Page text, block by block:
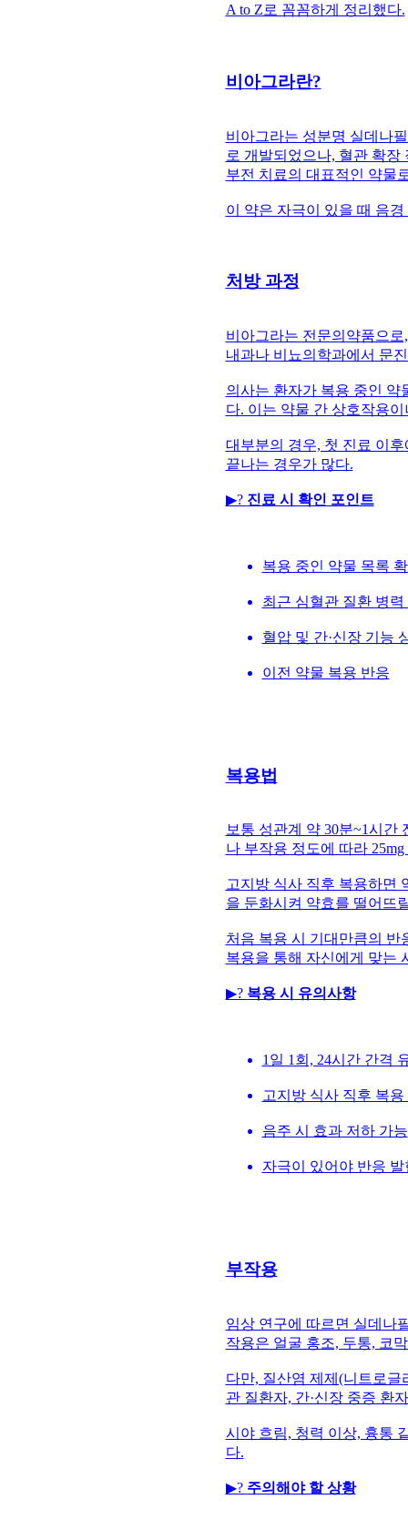
A to Z로 꼼꼼하게 정리했다.
비아그라란?
비아그라는 성분명 실데나
로 개발되었으나, 혈관 확
부전 치료의 대표적인 약물
이 약은 자극이 있을 때 음
처방 과정
비아그라는 전문의약품으
내과나 비뇨의학과에서 문
의사는 환자가 복용 중인 약
다. 이는 약물 간 상호작용
대부분의 경우, 첫 진료 이
끝나는 경우가 많다.
▶? 진료 시 확인 포인트
복용 중인 약물 목록
최근 심혈관 질환 병력
혈압 및 간·신장 기능
이전 약물 복용 반응
복용법
보통 성관계 약 30분~1시간
나 부작용 정도에 따라
고지방 식사 직후 복용하면
을 둔화시켜 약효를 떨어뜨
처음 복용 시 기대만큼의 반
복용을 통해 자신에게 맞는
▶? 복용 시 유의사항
1일 1회, 24시간 간격
고지방 식사 직후 복용
음주 시 효과 저하 가능
자극이 있어야 반응 발
부작용
임상 연구에 따르면 실데나
작용은 얼굴 홍조, 두통, 코
다만, 질산염 제제(니트로
관 질환자, 간·신장 중증 환
시야 흐림, 청력 이상, 흉통
다.
▶? 주의해야 할 상황